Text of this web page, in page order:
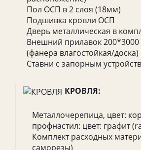
Пол ОСП в 2 слоя (18мм)
Подшивка кровли ОСП
Дверь металлическая в
Внешний прилавок
(фанера влагостойкая/доска)
Ставни с запорным
КРОВЛЯ:
Металлочерепица, цвет:
профнастил: цвет: графит
Комплект расходных
саморезы)